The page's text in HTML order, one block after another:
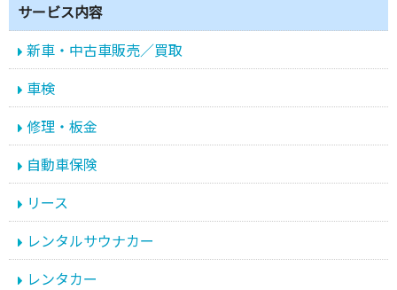
サービス内容
新車・中古車販売／買取
車検
修理・板金
自動車保険
リース
レンタルサウナカー
レンタカー